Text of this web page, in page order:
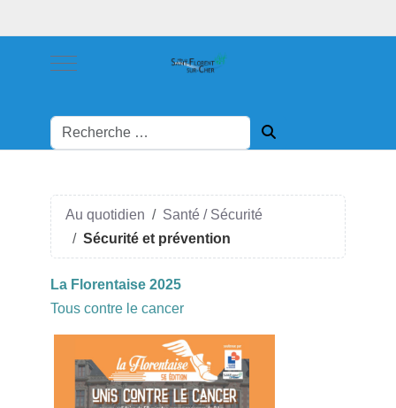
Mobile Menu Toggle
Au quotidien
Santé / Sécurité
Sécurité et prévention
La Florentaise 2025
Tous contre le cancer